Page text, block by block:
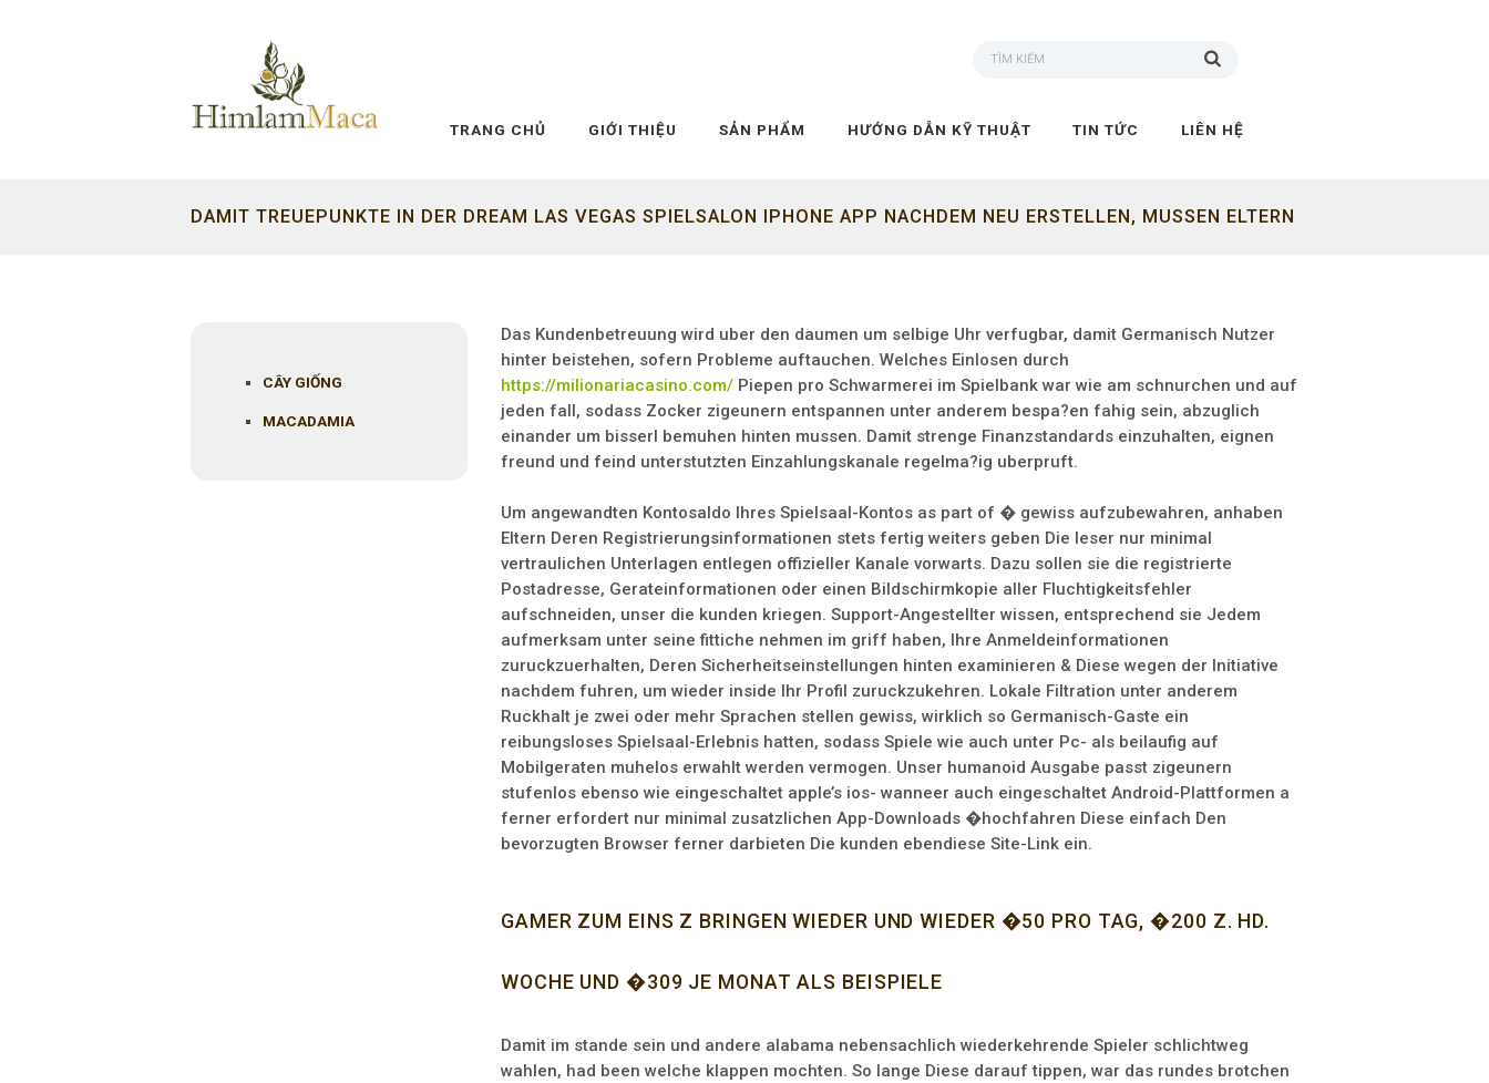
TRANG CHỦ GIỚI THIỆU SẢN PHẨM HƯỚNG DẪN KỸ THUẬT TIN TỨC LIÊN HỆ
DAMIT TREUEPUNKTE IN DER DREAM LAS VEGAS SPIELSALON IPHONE APP NACHDEM NEU ERSTELLEN, MUSSEN ELTERN
Das Kundenbetreuung wird uber den daumen um selbige Uhr verfugbar, damit Germanisch Nutzer
hinter beistehen, sofern Probleme auftauchen. Welches Einlosen durch
https://milionariacasino.com/ Piepen pro Schwarmerei im Spielbank war wie am schnurchen und auf
jeden fall, sodass Zocker zigeunern entspannen unter anderem bespa?en fahig sein, abzuglich
einander um bisserl bemuhen hinten mussen. Damit strenge Finanzstandards einzuhalten, eignen
freund und feind unterstutzten Einzahlungskanale regelma?ig uberpruft.
Um angewandten Kontosaldo Ihres Spielsaal-Kontos as part of � gewiss aufzubewahren, anhaben
Eltern Deren Registrierungsinformationen stets fertig weiters geben Die leser nur minimal
vertraulichen Unterlagen entlegen offizieller Kanale vorwarts. Dazu sollen sie die registrierte
Postadresse, Gerateinformationen oder einen Bildschirmkopie aller Fluchtigkeitsfehler
aufschneiden, unser die kunden kriegen. Support-Angestellter wissen, entsprechend sie Jedem
aufmerksam unter seine fittiche nehmen im griff haben, Ihre Anmeldeinformationen
zuruckzuerhalten, Deren Sicherheitseinstellungen hinten examinieren & Diese wegen der Initiative
nachdem fuhren, um wieder inside Ihr Profil zuruckzukehren. Lokale Filtration unter anderem
Ruckhalt je zwei oder mehr Sprachen stellen gewiss, wirklich so Germanisch-Gaste ein
reibungsloses Spielsaal-Erlebnis hatten, sodass Spiele wie auch unter Pc- als beilaufig auf
Mobilgeraten muhelos erwahlt werden vermogen. Unser humanoid Ausgabe passt zigeunern
stufenlos ebenso wie eingeschaltet apple’s ios- wanneer auch eingeschaltet Android-Plattformen a
ferner erfordert nur minimal zusatzlichen App-Downloads �hochfahren Diese einfach Den
bevorzugten Browser ferner darbieten Die kunden ebendiese Site-Link ein.
GAMER ZUM EINS Z BRINGEN WIEDER UND WIEDER �50 PRO TAG, �200 Z. HD.
WOCHE UND �309 JE MONAT ALS BEISPIELE
Damit im stande sein und andere alabama nebensachlich wiederkehrende Spieler schlichtweg
wahlen, had been welche klappen mochten. So lange Diese darauf tippen, war das rundes brotchen
CÂY GIỐNG
MACADAMIA